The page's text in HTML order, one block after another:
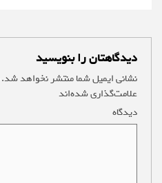
دیدگاهتان را بنویسید
نشانی ایمیل شما منتشر نخواهد شد.
علامت‌گذاری شده‌اند
دیدگاه